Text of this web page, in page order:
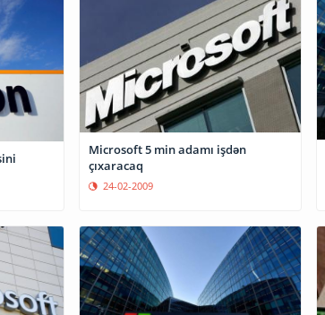
Microsoft 5 min adamı işdən
çıxaracaq
24-02-2009